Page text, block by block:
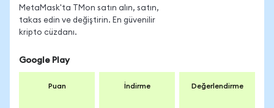
MetaMask'ta TMon satın alın, satın,
takas edin ve değiştirin. En güvenilir
kripto cüzdanı.
Google Play
Puan İndirme Değerlendirme